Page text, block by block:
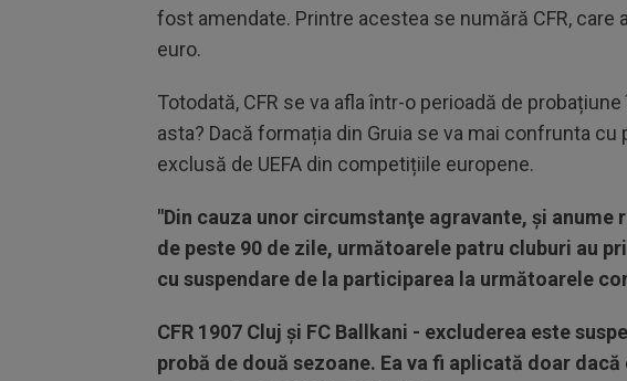
fost amendate. Printre acestea se numără CFR, care
euro.
Totodată, CFR se va afla într-o perioadă de
asta? Dacă formația din Gruia se va mai confrunta
exclusă de UEFA din competițiile europene.
"Din cauza unor circumstanţe agravante, şi
de peste 90 de zile, următoarele patru cluburi au
cu suspendare de la participarea la următoarele
CFR 1907 Cluj şi FC Ballkani - excluderea este
probă de două sezoane. Ea va fi aplicată doar